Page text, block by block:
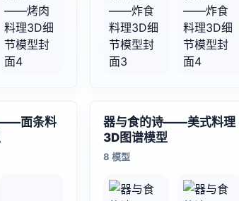
面条料
器与食的诗——美式料理
3D图谱模型
8 模型